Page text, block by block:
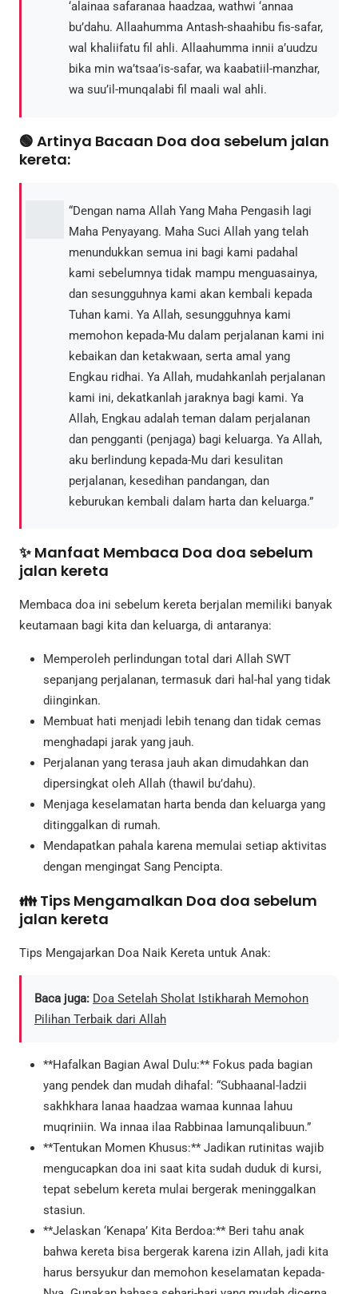
‘alainaa safaranaa haadzaa, wathwi ‘annaa
bu’dahu. Allaahumma Antash-shaahibu fis-safar,
wal khaliifatu fil ahli. Allaahumma innii a’uudzu
bika min wa’tsaa’is-safar, wa kaabatiil-manzhar,
wa suu’il-munqalabi fil maali wal ahli.
🟢 Artinya Bacaan Doa doa sebelum jalan
kereta:
“Dengan nama Allah Yang Maha Pengasih lagi
Maha Penyayang. Maha Suci Allah yang telah
menundukkan semua ini bagi kami padahal
kami sebelumnya tidak mampu menguasainya,
dan sesungguhnya kami akan kembali kepada
Tuhan kami. Ya Allah, sesungguhnya kami
memohon kepada-Mu dalam perjalanan kami ini
kebaikan dan ketakwaan, serta amal yang
Engkau ridhai. Ya Allah, mudahkanlah perjalanan
kami ini, dekatkanlah jaraknya bagi kami. Ya
Allah, Engkau adalah teman dalam perjalanan
dan pengganti (penjaga) bagi keluarga. Ya Allah,
aku berlindung kepada-Mu dari kesulitan
perjalanan, kesedihan pandangan, dan
keburukan kembali dalam harta dan keluarga.”
✨ Manfaat Membaca Doa doa sebelum
jalan kereta
Membaca doa ini sebelum kereta berjalan memiliki banyak
keutamaan bagi kita dan keluarga, di antaranya:
Memperoleh perlindungan total dari Allah SWT
sepanjang perjalanan, termasuk dari hal-hal yang tidak
diinginkan.
Membuat hati menjadi lebih tenang dan tidak cemas
menghadapi jarak yang jauh.
Perjalanan yang terasa jauh akan dimudahkan dan
dipersingkat oleh Allah (thawil bu’dahu).
Menjaga keselamatan harta benda dan keluarga yang
ditinggalkan di rumah.
Mendapatkan pahala karena memulai setiap aktivitas
dengan mengingat Sang Pencipta.
👪 Tips Mengamalkan Doa doa sebelum
jalan kereta
Tips Mengajarkan Doa Naik Kereta untuk Anak:
Baca juga: Doa Setelah Sholat Istikharah Memohon
Pilihan Terbaik dari Allah
**Hafalkan Bagian Awal Dulu:** Fokus pada bagian
yang pendek dan mudah dihafal: “Subhaanal-ladzii
sakhkhara lanaa haadzaa wamaa kunnaa lahuu
muqriniin. Wa innaa ilaa Rabbinaa lamunqalibuun.”
**Tentukan Momen Khusus:** Jadikan rutinitas wajib
mengucapkan doa ini saat kita sudah duduk di kursi,
tepat sebelum kereta mulai bergerak meninggalkan
stasiun.
**Jelaskan ‘Kenapa’ Kita Berdoa:** Beri tahu anak
bahwa kereta bisa bergerak karena izin Allah, jadi kita
harus bersyukur dan memohon keselamatan kepada-